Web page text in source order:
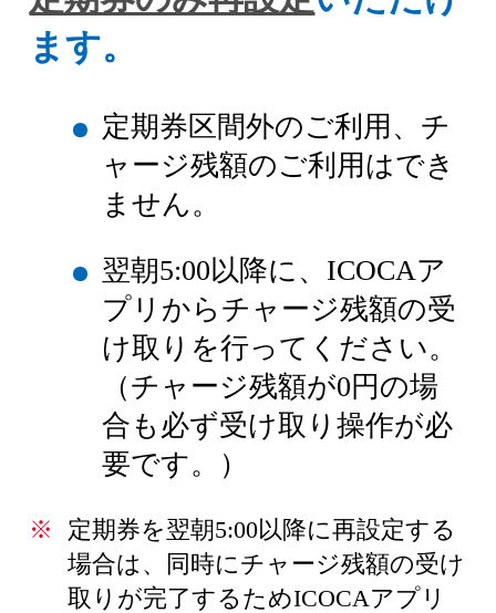
ます。
定期券区間外のご利用、チ
ャージ残額のご利用はでき
ません。
翌朝5:00以降に、ICOCAア
プリからチャージ残額の受
け取りを行ってください。
（チャージ残額が0円の場
合も必ず受け取り操作が必
要です。）
定期券を翌朝5:00以降に再設定する
場合は、同時にチャージ残額の受け
取りが完了するためICOCAアプリ